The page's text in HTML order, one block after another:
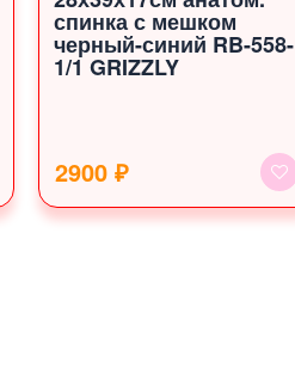
спинка с мешком
черный-синий RB-558-
1/1 GRIZZLY
2900 ₽